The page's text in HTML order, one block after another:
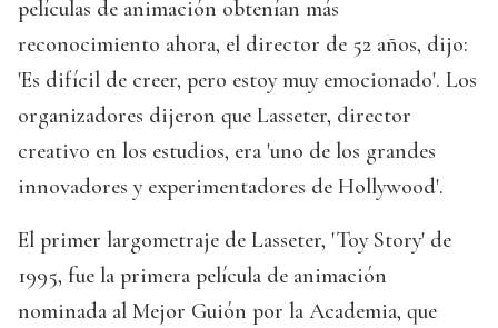
películas de animación obtenían más
reconocimiento ahora, el director de 52 años, dijo:
'Es difícil de creer, pero estoy muy emocionado'. Los
organizadores dijeron que Lasseter, director
creativo en los estudios, era 'uno de los grandes
innovadores y experimentadores de Hollywood'.
El primer largometraje de Lasseter, 'Toy Story' de
1995, fue la primera película de animación
nominada al Mejor Guión por la Academia, que